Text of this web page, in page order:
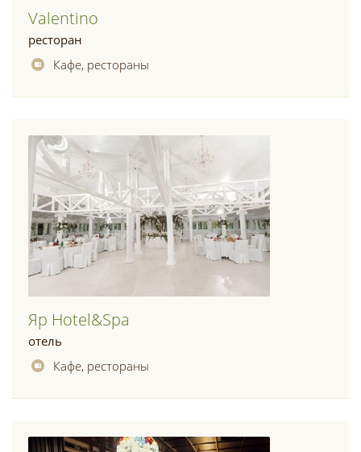
Valentino
ресторан
Кафе, рестораны
Яр Hotel&spa
отель
Кафе, рестораны